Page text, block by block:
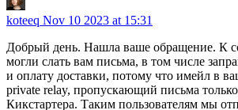
koteeq Nov 10 2023 at 15:31
Добрый день. Нашла ваше обращение. К
могли слать вам письма, в том числе
и оплату доставки, потому что имейл в
private relay, пропускающий письма
Кикстартера. Таким пользователям мы